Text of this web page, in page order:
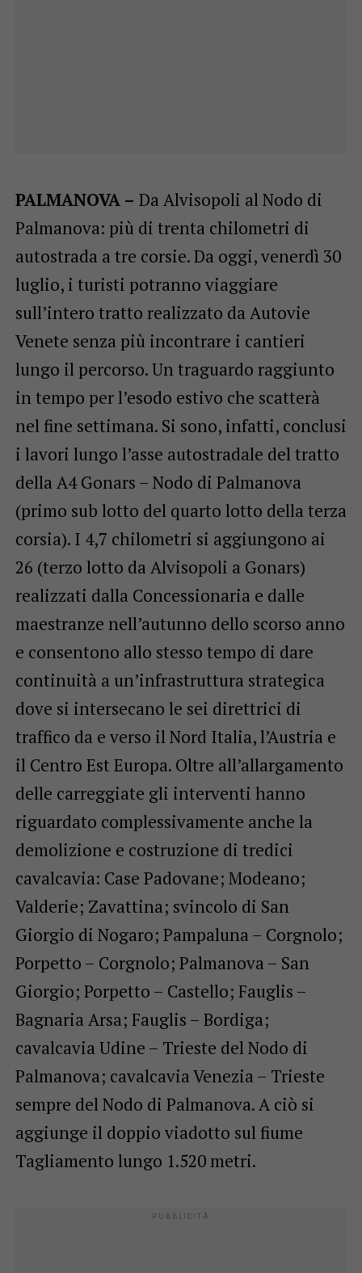
PALMANOVA – Da Alvisopoli al Nodo di
Palmanova: più di trenta chilometri di
autostrada a tre corsie. Da oggi, venerdì 30
luglio, i turisti potranno viaggiare
sull’intero tratto realizzato da Autovie
Venete senza più incontrare i cantieri
lungo il percorso. Un traguardo raggiunto
in tempo per l’esodo estivo che scatterà
nel fine settimana. Si sono, infatti, conclusi
i lavori lungo l’asse autostradale del tratto
della A4 Gonars – Nodo di Palmanova
(primo sub lotto del quarto lotto della terza
corsia). I 4,7 chilometri si aggiungono ai
26 (terzo lotto da Alvisopoli a Gonars)
realizzati dalla Concessionaria e dalle
maestranze nell’autunno dello scorso anno
e consentono allo stesso tempo di dare
continuità a un’infrastruttura strategica
dove si intersecano le sei direttrici di
traffico da e verso il Nord Italia, l’Austria e
il Centro Est Europa. Oltre all’allargamento
delle carreggiate gli interventi hanno
riguardato complessivamente anche la
demolizione e costruzione di tredici
cavalcavia: Case Padovane; Modeano;
Valderie; Zavattina; svincolo di San
Giorgio di Nogaro; Pampaluna – Corgnolo;
Porpetto – Corgnolo; Palmanova – San
Giorgio; Porpetto – Castello; Fauglis –
Bagnaria Arsa; Fauglis – Bordiga;
cavalcavia Udine – Trieste del Nodo di
Palmanova; cavalcavia Venezia – Trieste
sempre del Nodo di Palmanova. A ciò si
aggiunge il doppio viadotto sul fiume
Tagliamento lungo 1.520 metri.